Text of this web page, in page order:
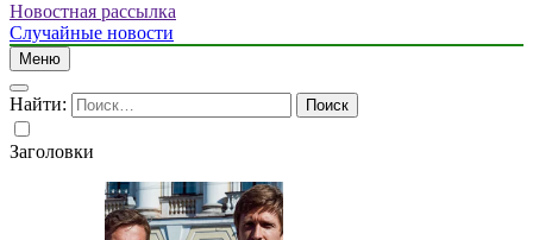
Новостная рассылка
Случайные новости
Меню
Найти:
Заголовки